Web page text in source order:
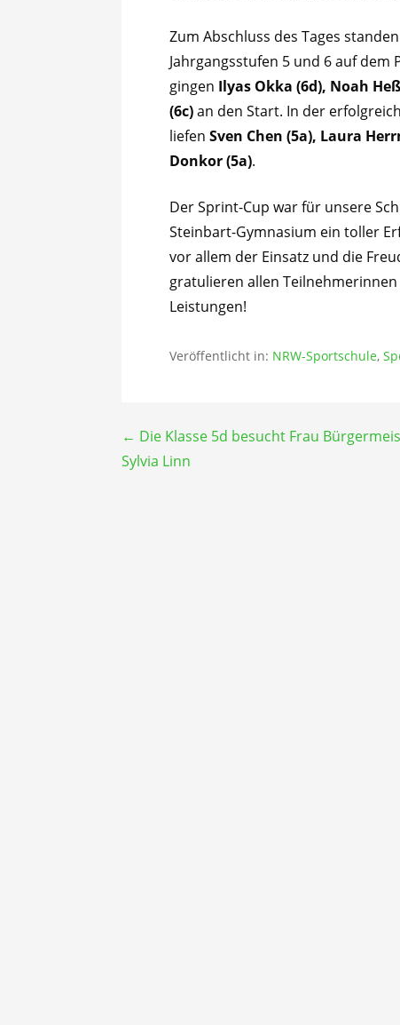
Zum Abschluss des Tages
Jahrgangsstufen 5 und 6 auf dem
gingen Ilyas Okka (6d), Noah
(6c)an den Start. In der
liefenSven Chen (5a), Laura
Donkor (5a).
Der Sprint-Cup war für unsere
Steinbart-Gymnasium ein toller
vor allem der Einsatz und die
gratulieren allen
Leistungen!
Veröffentlicht in: NRW-Sportschule,
Beitragsnavigation
← Die Klasse 5d besucht Frau
Sylvia Linn